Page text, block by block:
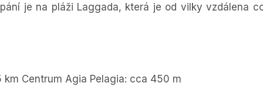
je na pláži Laggada, která je od vilky vzdálena
Centrum Agia Pelagia: cca 450 m